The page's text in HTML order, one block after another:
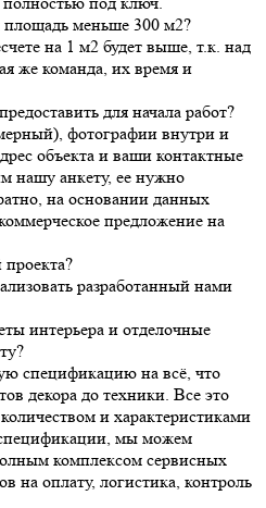
площадь меньше 300 м2?
на 1 м2 будет выше, т.к. над
же команда, их время и
для начала работ?
фотографии внутри и
объекта и ваши контактные
нашу анкету, ее нужно
на основании данных
предложение на
разработанный нами
интерьера и отделочные
спецификацию на всё, что
декора до техники. Все это
и характеристиками
спецификации, мы можем
комплексом сервисных
на оплату, логистика, контроль